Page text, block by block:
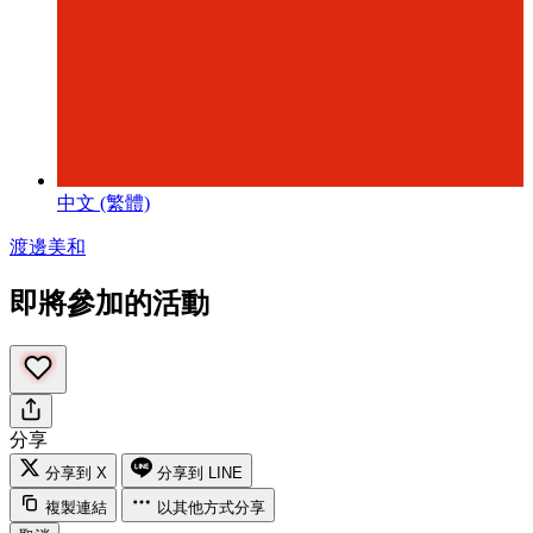
中文 (繁體)
渡邊美和
即將參加的活動
分享
分享到 X
分享到 LINE
複製連結
以其他方式分享